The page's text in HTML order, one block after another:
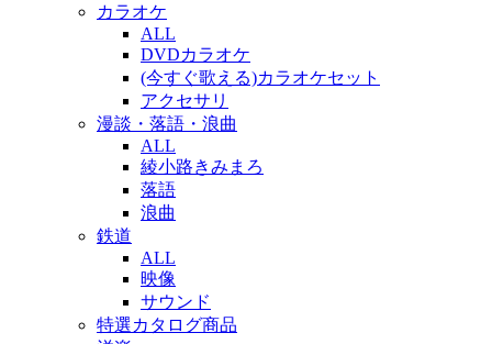
カラオケ
ALL
DVDカラオケ
(今すぐ歌える)カラオケセット
アクセサリ
漫談・落語・浪曲
ALL
綾小路きみまろ
落語
浪曲
鉄道
ALL
映像
サウンド
特選カタログ商品